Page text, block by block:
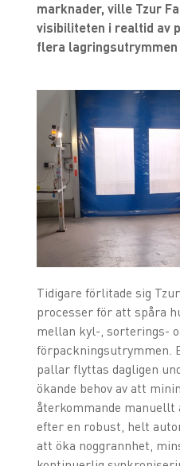
marknader, ville Tzur
visibiliteten i realtid av
flera lagringsutrymmen
Tidigare förlitade sig
processer för att spåra
mellan kyl-, sorterings-
förpackningsutrymmen.
pallar flyttas dagligen
ökande behov av att
återkommande manuellt
efter en robust, helt
att öka noggrannhet,